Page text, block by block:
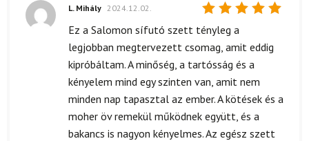
Értékelés:
/ 5
L. Mihály 2024.12.02.
Ez a Salomon sífutó szett tényleg a
legjobban megtervezett csomag, amit eddig
kipróbáltam. A minőség, a tartósság és a
kényelem mind egy szinten van, amit nem
minden nap tapasztal az ember. A kötések és a
moher öv remekül működnek együtt, és a
bakancs is nagyon kényelmes. Az egész szett